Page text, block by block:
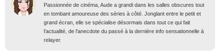
Passionnée de cinéma, Aude a grandi dans les salles obscures tout
en tombant amoureuse des séries à côté. Jonglant entre le petit et
grand écran, elle se spécialise désormais dans tout ce qui fait
l'actualité, de l'anecdote du passé à la dernière info sensationnelle à
relayer.